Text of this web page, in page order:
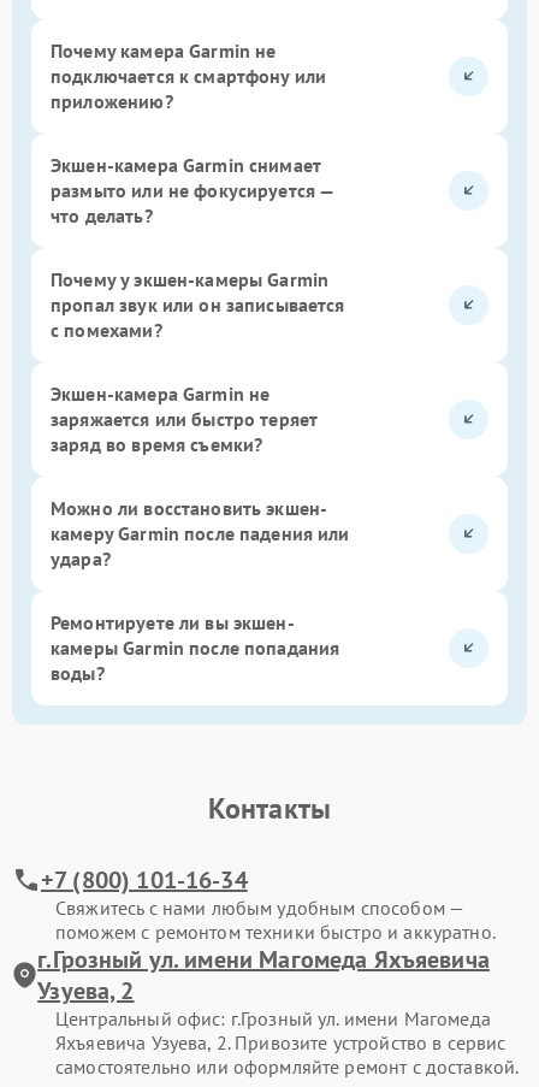
Почему камера Garmin не
подключается к смартфону или
приложению?
Экшен-камера Garmin снимает
размыто или не фокусируется —
что делать?
Почему у экшен-камеры Garmin
пропал звук или он записывается
с помехами?
Экшен-камера Garmin не
заряжается или быстро теряет
заряд во время съемки?
Можно ли восстановить экшен-
камеру Garmin после падения или
удара?
Ремонтируете ли вы экшен-
камеры Garmin после попадания
воды?
Контакты
+7 (800) 101-16-34
Свяжитесь с нами любым удобным способом —
поможем с ремонтом техники быстро и аккуратно.
г.Грозный ул. имени Магомеда Яхъяевича
Узуева, 2
Центральный офис: г.Грозный ул. имени Магомеда
Яхъяевича Узуева, 2. Привозите устройство в сервис
самостоятельно или оформляйте ремонт с доставкой.